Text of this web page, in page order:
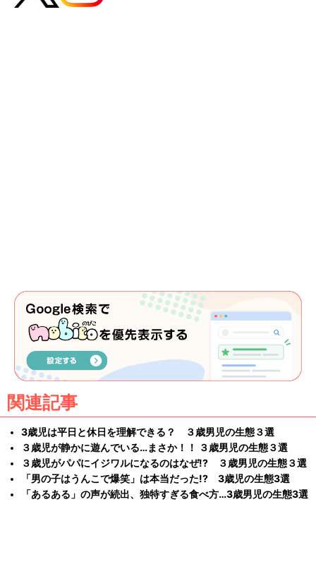
関連記事
3歳児は平日と休日を理解できる？ ３歳男児の生態３選
３歳児が静かに遊んでいる…まさか！！ ３歳男児の生態３選
３歳児がパパにイジワルになるのはなぜ!? ３歳男児の生態３選
「男の子はうんこで爆笑」は本当だった!? 3歳児の生態3選
「あるある」の声が続出、独特すぎる食べ方…3歳男児の生態3選